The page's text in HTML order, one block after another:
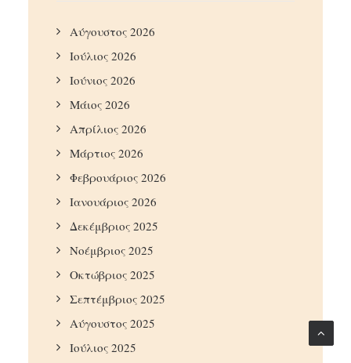
Αύγουστος 2026
Ιούλιος 2026
Ιούνιος 2026
Μάιος 2026
Απρίλιος 2026
Μάρτιος 2026
Φεβρουάριος 2026
Ιανουάριος 2026
Δεκέμβριος 2025
Νοέμβριος 2025
Οκτώβριος 2025
Σεπτέμβριος 2025
Αύγουστος 2025
Ιούλιος 2025